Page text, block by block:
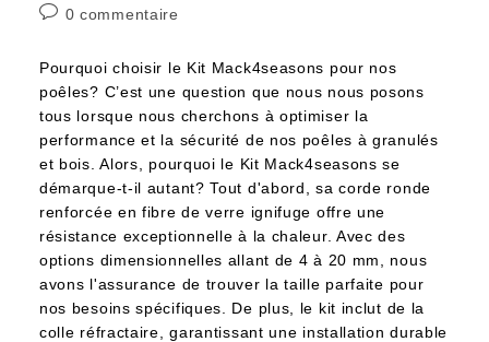
0 commentaire
Pourquoi choisir le Kit Mack4seasons pour nos
poêles? C’est une question que nous nous posons
tous lorsque nous cherchons à optimiser la
performance et la sécurité de nos poêles à granulés
et bois. Alors, pourquoi le Kit Mack4seasons se
démarque-t-il autant? Tout d'abord, sa corde ronde
renforcée en fibre de verre ignifuge offre une
résistance exceptionnelle à la chaleur. Avec des
options dimensionnelles allant de 4 à 20 mm, nous
avons l'assurance de trouver la taille parfaite pour
nos besoins spécifiques. De plus, le kit inclut de la
colle réfractaire, garantissant une installation durable